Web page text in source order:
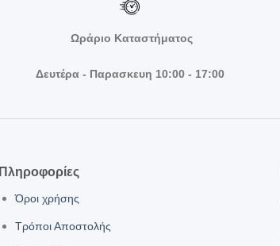
Ωράριο Καταστήματος
Δευτέρα - Παρασκευη 10:00 - 17:00
Πληροφορίες
Όροι χρήσης
Τρόποι Αποστολής